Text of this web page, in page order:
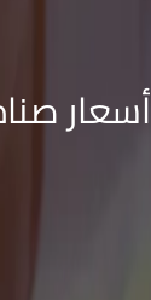
أسعار